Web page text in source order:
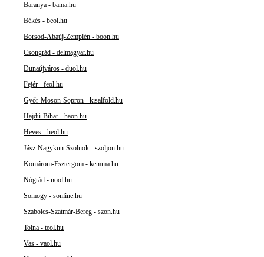
Baranya - bama.hu
Békés - beol.hu
Borsod-Abaúj-Zemplén - boon.hu
Csongrád - delmagyar.hu
Dunaújváros - duol.hu
Fejér - feol.hu
Győr-Moson-Sopron - kisalfold.hu
Hajdú-Bihar - haon.hu
Heves - heol.hu
Jász-Nagykun-Szolnok - szoljon.hu
Komárom-Esztergom - kemma.hu
Nógrád - nool.hu
Somogy - sonline.hu
Szabolcs-Szatmár-Bereg - szon.hu
Tolna - teol.hu
Vas - vaol.hu